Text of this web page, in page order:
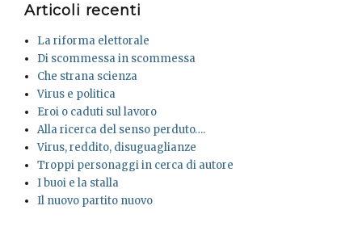
Articoli recenti
La riforma elettorale
Di scommessa in scommessa
Che strana scienza
Virus e politica
Eroi o caduti sul lavoro
Alla ricerca del senso perduto….
Virus, reddito, disuguaglianze
Troppi personaggi in cerca di autore
I buoi e la stalla
Il nuovo partito nuovo